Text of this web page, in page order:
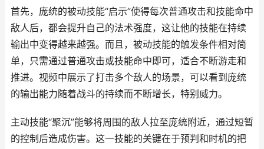
首先，庞统的被动技能“启示”使得每次普通攻击和技能命中
敌人后，都会提升自己的法术强度，这让他的技能在持续
输出中变得越来越强。而且，被动技能的触发条件相对简
单，只需通过普通攻击或技能命中即可，适合不断游走和
推进。视频中展示了打击多个敌人的场景，可以看到庞统
的输出能力随着战斗的持续而不断增长，特别威力。
主动技能“聚沉”能够将周围的敌人拉至庞统附近，通过短暂
的控制后造成伤害。这一技能的关键在于预判和时机的把